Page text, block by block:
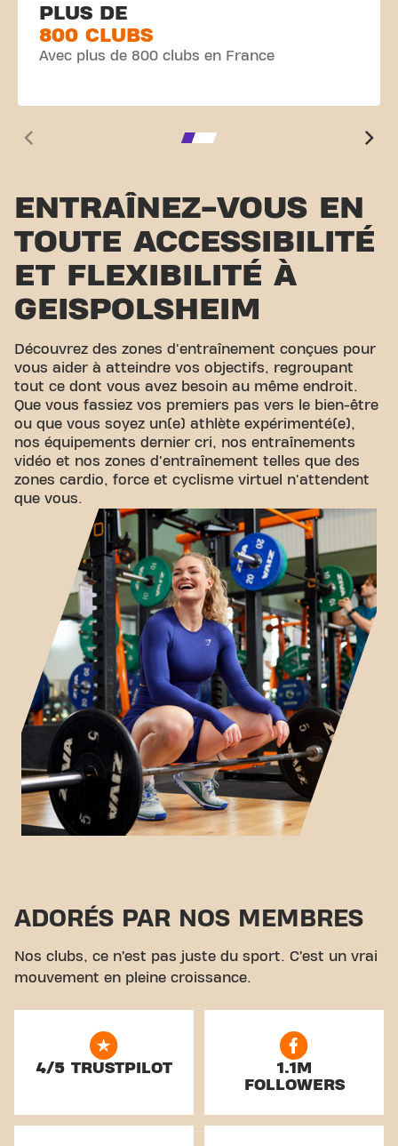
PLUS DE
800 CLUBS
Avec plus de 800 clubs en France
ENTRAÎNEZ-VOUS EN
TOUTE ACCESSIBILITÉ
ET FLEXIBILITÉ À
GEISPOLSHEIM
Découvrez des zones d'entraînement conçues pour
vous aider à atteindre vos objectifs, regroupant
tout ce dont vous avez besoin au même endroit.
Que vous fassiez vos premiers pas vers le bien-être
ou que vous soyez un(e) athlète expérimenté(e),
nos équipements dernier cri, nos entraînements
vidéo et nos zones d'entraînement telles que des
zones cardio, force et cyclisme virtuel n'attendent
que vous.
ADORÉS PAR NOS MEMBRES
Nos clubs, ce n’est pas juste du sport. C’est un vrai
mouvement en pleine croissance.
4/5 TRUSTPILOT
1.1M
FOLLOWERS